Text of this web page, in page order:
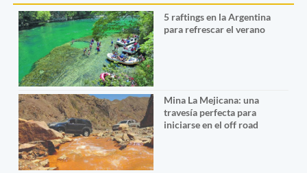
5 raftings en la Argentina
para refrescar el verano
Mina La Mejicana: una
travesía perfecta para
iniciarse en el off road